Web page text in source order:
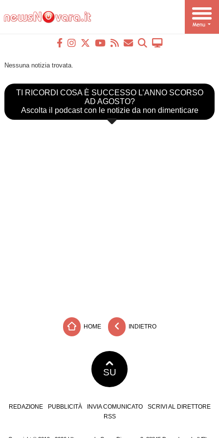
Nessuna notizia trovata.
TI RICORDI COSA È SUCCESSO L’ANNO SCORSO
AD AGOSTO?
Ascolta il podcast con le notizie da non dimenticare
HOME INDIETRO
SU
REDAZIONE PUBBLICITÀ INVIA COMUNICATO
SCRIVI AL DIRETTORE
RSS